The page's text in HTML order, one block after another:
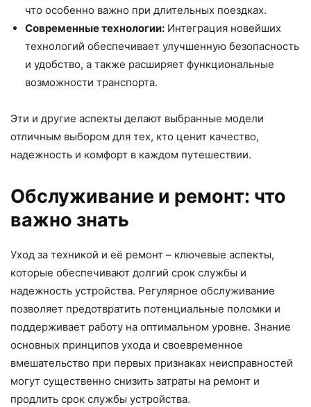
что особенно важно при длительных поездках.
Современные технологии: Интеграция новейших
технологий обеспечивает улучшенную безопасность
и удобство, а также расширяет функциональные
возможности транспорта.
Эти и другие аспекты делают выбранные модели
отличным выбором для тех, кто ценит качество,
надежность и комфорт в каждом путешествии.
Обслуживание и ремонт: что
важно знать
Уход за техникой и её ремонт – ключевые аспекты,
которые обеспечивают долгий срок службы и
надежность устройства. Регулярное обслуживание
позволяет предотвратить потенциальные поломки и
поддерживает работу на оптимальном уровне. Знание
основных принципов ухода и своевременное
вмешательство при первых признаках неисправностей
могут существенно снизить затраты на ремонт и
продлить срок службы устройства.